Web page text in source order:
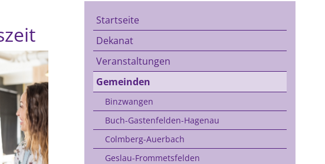
Startseite
Dekanat
Veranstaltungen
Gemeinden
Binzwangen
Buch-Gastenfelden-Hagenau
Colmberg-Auerbach
Geslau-Frommetsfelden